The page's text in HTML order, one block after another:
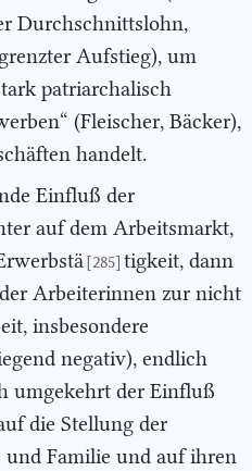
Durchschnittslohn,
Aufstieg), um
patriarchalisch
(Fleischer, Bäcker),
handelt.
Einfluß der
auf dem Arbeitsmarkt,
[285] tigkeit, dann
Arbeiterinnen zur nicht
insbesondere
negativ), endlich
umgekehrt der Einfluß
die Stellung der
Familie und auf ihren